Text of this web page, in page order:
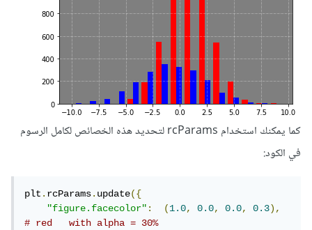
كما يمكنك استخدام rcParams لتحديد هذه الخصائص لكامل الرسوم
في الكود:
plt.rcParams.update({
"figure.facecolor": (1.0, 0.0, 0.0, 0.3),
# red   with alpha = 30%